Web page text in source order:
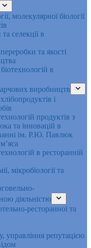
молекулярної біології
селекції в
та якості
в
виробництв
і
продуктів з
та інновацій в
ім. Р.Ю. Павлюк
в ресторанній
мікробіології та
діяльністю
ресторанної та
управління репутацією